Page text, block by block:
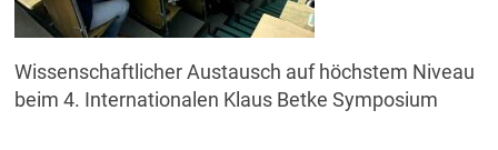
Wissenschaftlicher Austausch auf höchstem Niveau
beim 4. Internationalen Klaus Betke Symposium